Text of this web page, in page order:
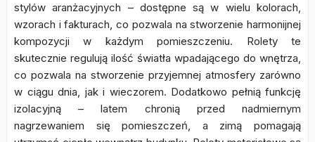
stylów aranżacyjnych – dostępne są w wielu kolorach,
wzorach i fakturach, co pozwala na stworzenie harmonijnej
kompozycji w każdym pomieszczeniu. Rolety te
skutecznie regulują ilość światła wpadającego do wnętrza,
co pozwala na stworzenie przyjemnej atmosfery zarówno
w ciągu dnia, jak i wieczorem. Dodatkowo pełnią funkcję
izolacyjną – latem chronią przed nadmiernym
nagrzewaniem się pomieszczeń, a zimą pomagają